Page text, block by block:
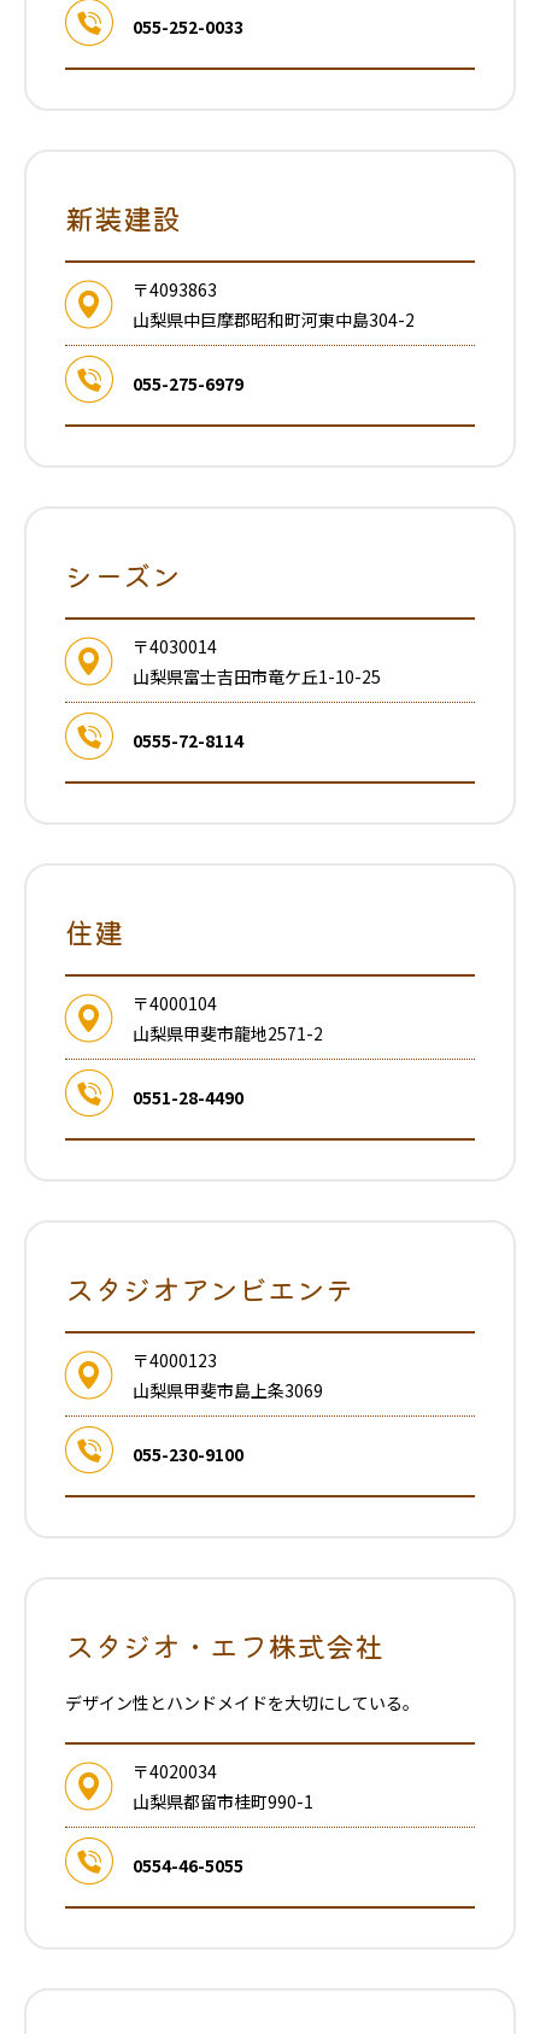
055-252-0033
新装建設
〒4093863
山梨県中巨摩郡昭和町河東中島304-2
055-275-6979
シーズン
〒4030014
山梨県富士吉田市竜ケ丘1-10-25
0555-72-8114
住建
〒4000104
山梨県甲斐市龍地2571-2
0551-28-4490
スタジオアンビエンテ
〒4000123
山梨県甲斐市島上条3069
055-230-9100
スタジオ・エフ株式会社
デザイン性とハンドメイドを大切にしている。
〒4020034
山梨県都留市桂町990-1
0554-46-5055